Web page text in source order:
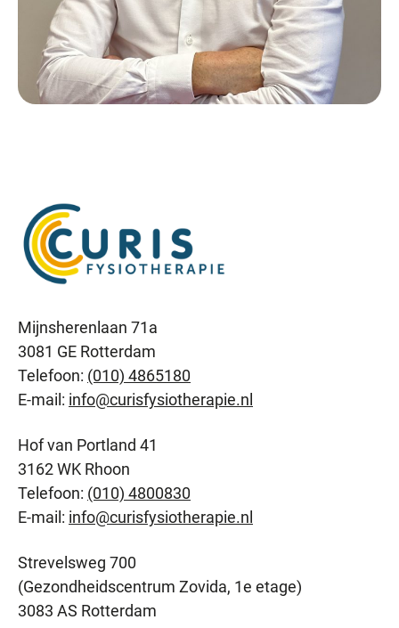
Mijnsherenlaan 71a
3081 GE Rotterdam
Telefoon: (010) 4865180
E-mail: info@curisfysiotherapie.nl
Hof van Portland 41
3162 WK Rhoon
Telefoon: (010) 4800830
E-mail: info@curisfysiotherapie.nl
Strevelsweg 700
(Gezondheidscentrum Zovida, 1e etage)
3083 AS Rotterdam